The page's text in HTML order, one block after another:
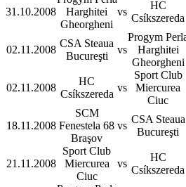
31.10.2008
Harghitei
Gheorgheni
vs
HC
Csíkszereda
02.11.2008
CSA Steaua
Bucureşti
vs
Progym
Harghitei
Gheorgheni
02.11.2008
HC
Csíkszereda
vs
Sport Club
Miercurea
Ciuc
18.11.2008
SCM
Fenestela 68
Braşov
vs
CSA Steaua
Bucureşti
21.11.2008
Sport Club
Miercurea
Ciuc
vs
HC
Csíkszereda